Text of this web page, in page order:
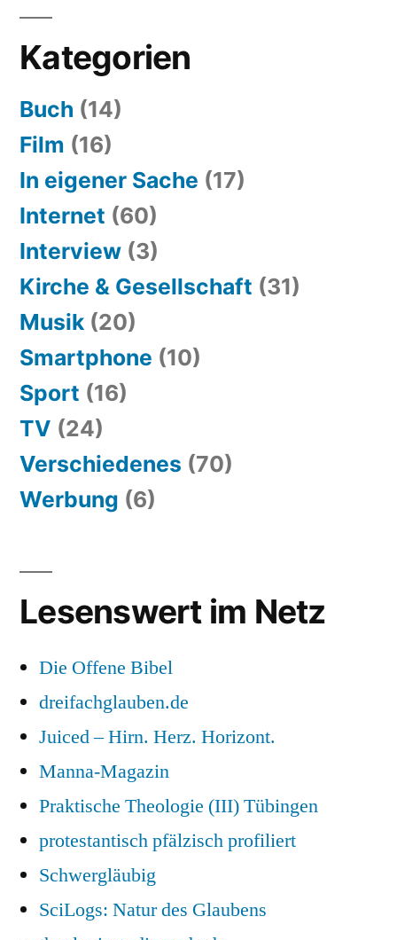
Kategorien
Buch (14)
Film (16)
In eigener Sache (17)
Internet (60)
Interview (3)
Kirche & Gesellschaft (31)
Musik (20)
Smartphone (10)
Sport (16)
TV (24)
Verschiedenes (70)
Werbung (6)
Lesenswert im Netz
Die Offene Bibel
dreifachglauben.de
Juiced – Hirn. Herz. Horizont.
Manna-Magazin
Praktische Theologie (III) Tübingen
protestantisch pfälzisch profiliert
Schwergläubig
SciLogs: Natur des Glaubens